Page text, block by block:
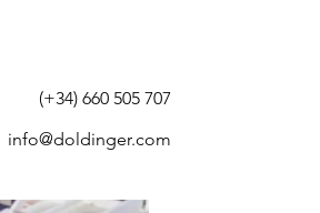
info@doldinger.com
(+34) 660 505 707